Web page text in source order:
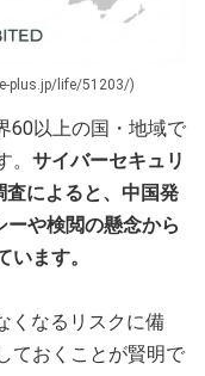
plus.jp/life/51203/)
60以上の国・地域で
サイバーセキュリ
によると、中国発
や検閲の懸念から
ます。
くなるリスクに備
ておくことが賢明で